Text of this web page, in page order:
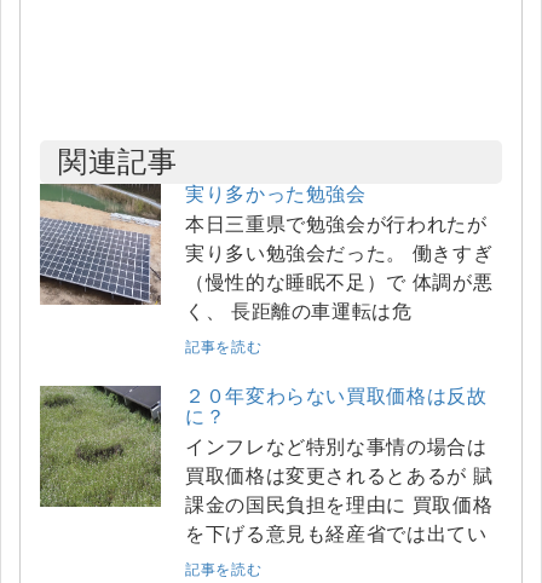
関連記事
実り多かった勉強会
本日三重県で勉強会が行われたが
実り多い勉強会だった。 働きすぎ
（慢性的な睡眠不足）で 体調が悪
く、 長距離の車運転は危
記事を読む
２０年変わらない買取価格は反故
に？
インフレなど特別な事情の場合は
買取価格は変更されるとあるが 賦
課金の国民負担を理由に 買取価格
を下げる意見も経産省では出てい
記事を読む